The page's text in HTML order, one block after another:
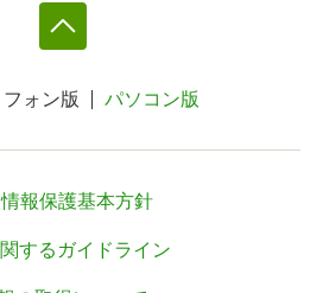
ォン版 パソコン版
報保護基本方針
するガイドライン